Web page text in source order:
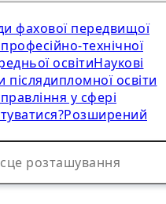
фахової передвищої
технічної
освітиНаукові
післядипломної освіти
у сфері
Розширений